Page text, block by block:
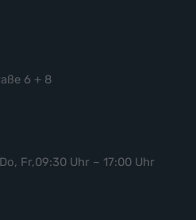
6 + 8
Fr,09:30 Uhr – 17:00 Uhr